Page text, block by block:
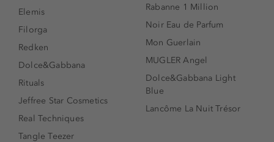
Elemis
Filorga
Redken
Dolce&Gabbana
Rituals
Jeffree Star Cosmetics
Real Techniques
Tangle Teezer
Rabanne 1 Million
Noir Eau de Parfum
Mon Guerlain
MUGLER Angel
Dolce&Gabbana Light
Blue
Lancôme La Nuit Trésor